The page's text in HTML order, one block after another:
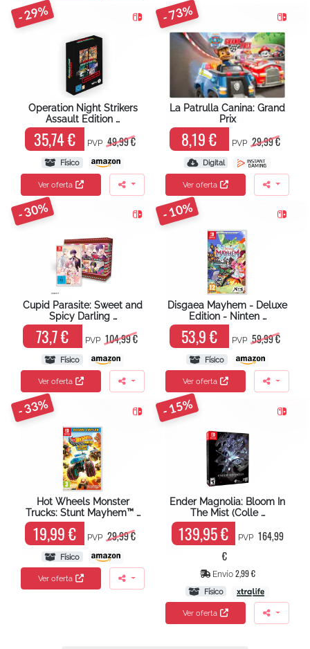
- 29%
Operation Night Strikers
Assault Edition …
35,74 € PVP 49,99 €
Físico
Ver oferta
- 73%
La Patrulla Canina: Grand
Prix
8,19 € PVP 29,99 €
Digital
Ver oferta
- 30%
Cupid Parasite: Sweet and
Spicy Darling …
73,7 € PVP 104,99 €
Físico
Ver oferta
- 10%
Disgaea Mayhem - Deluxe
Edition - Ninten …
53,9 € PVP 59,99 €
Físico
Ver oferta
- 33%
Hot Wheels Monster
Trucks: Stunt Mayhem™ …
19,99 € PVP 29,99 €
Físico
Ver oferta
- 15%
Ender Magnolia: Bloom In
The Mist (Colle …
139,95 € PVP 164,99
€
Envío 2,99 €
Físico
Ver oferta